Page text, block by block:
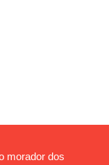
morador dos